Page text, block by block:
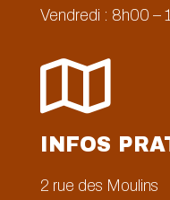
Vendredi : 8h00 –

INFOS
2 rue des Moulins